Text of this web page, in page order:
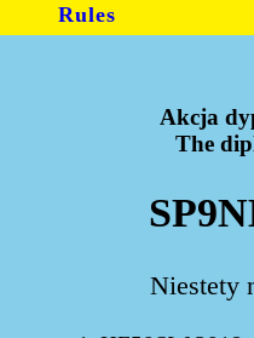
Rules
Akcja
The
Niestety